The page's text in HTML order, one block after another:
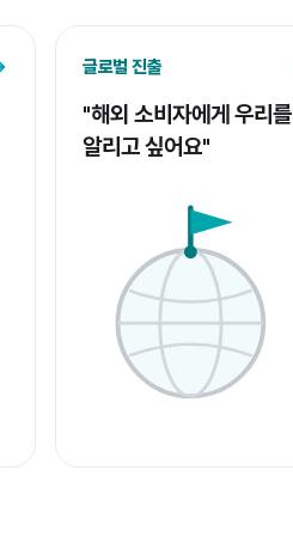
글로벌 진출
"해외 소비자에게 우리를
알리고 싶어요"